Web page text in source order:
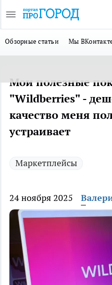
Обзорные статьи Мы
Мои полезные
"Wildberries" -
качество меня
устраивает
Маркетплейсы
24 ноября 2025